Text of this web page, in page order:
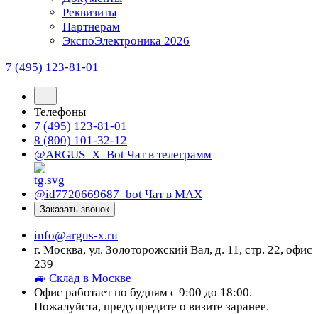
Реквизиты
Партнерам
ЭкспоЭлектроника 2026
7 (495) 123-81-01
Телефоны
7 (495) 123-81-01
8 (800) 101-32-12
@ARGUS_X_Bot Чат в телеграмм
@id7720669687_bot Чат в МАХ
Заказать звонок
info@argus-x.ru
г. Москва, ул. Золоторожский Вал, д. 11, стр. 22, офис
239
🚙 Склад в Москве
Офис работает по будням с 9:00 до 18:00.
Пожалуйста, предупредите о визите заранее.